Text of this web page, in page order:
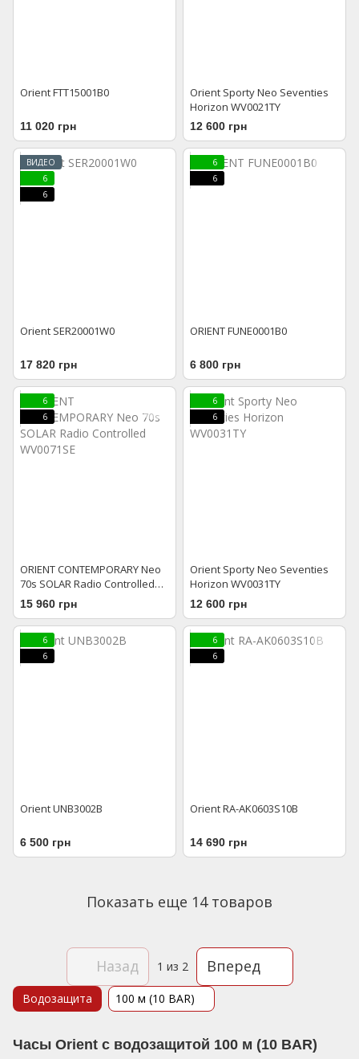
Orient FTT15001B0
11 020 грн
Orient Sporty Neo Seventies
Horizon WV0021TY
12 600 грн
ВИДЕО
6
6
Orient SER20001W0
17 820 грн
6
6
ORIENT FUNE0001B0
6 800 грн
6
6
ORIENT CONTEMPORARY Neo
70s SOLAR Radio Controlled
WV0071SE
15 960 грн
6
6
Orient Sporty Neo Seventies
Horizon WV0031TY
12 600 грн
6
6
Orient UNB3002B
6 500 грн
6
6
Orient RA-AK0603S10B
14 690 грн
Показать еще 14 товаров
Назад 1 из 2 Вперед
Часы Orient с водозащитой 100 м (10 BAR)
Водозащита 100 м (10 BAR)